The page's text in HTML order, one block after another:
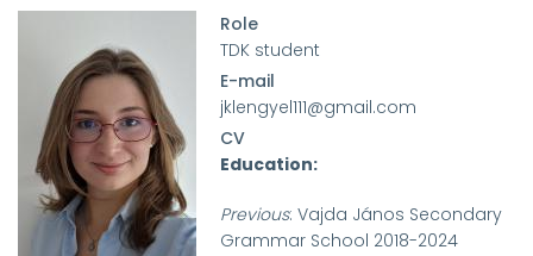
Role
TDK student
E-mail
jklengyel111@gmail.com
CV
Education:
Previous: Vajda János Secondary
Grammar School 2018-2024